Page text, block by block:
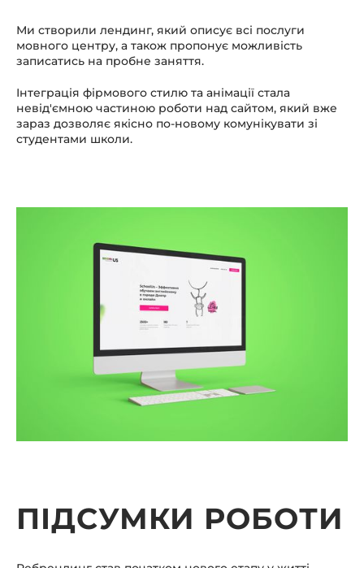
Ми створили лендинг, який описує всі послуги
мовного центру, а також пропонує можливість
записатись на пробне заняття.
Інтеграція фірмового стилю та анімації стала
невід'ємною частиною роботи над сайтом, який вже
зараз дозволяє якісно по-новому комунікувати зі
студентами школи.
ПІДСУМКИ РОБОТИ